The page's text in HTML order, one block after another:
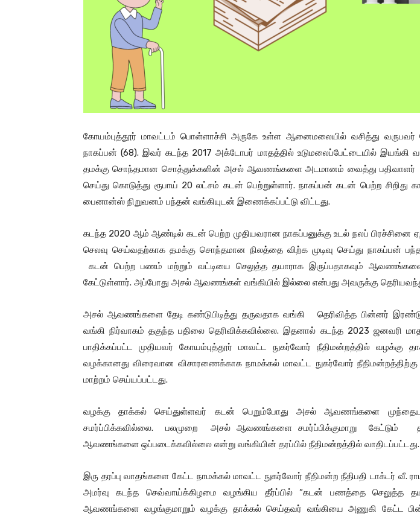
கோயம்புத்தூர் மாவட்டம் பொள்ளாச்சி அருகே உள்ள ஆனைமலையில் வசித்து வருபவர்
நாகப்பன் (68). இவர் கடந்த 2017 அக்டோபர் மாதத்தில் உடுமலைப்பேட்டையில் இயங்கி
தமக்கு சொந்தமான சொத்துக்களின் அசல் ஆவணங்களை அடமானம் வைத்து பதிவாளர்
செய்து கொடுத்து ரூபாய் 20 லட்சம் கடன் பெற்றுள்ளார். நாகப்பன் கடன் பெற்ற சிறிது
பைனான்ஸ் நிறுவனம் பந்தன் வங்கியுடன் இணைக்கப்பட்டு விட்டது.
கடந்த 2020 ஆம் ஆண்டில் கடன் பெற்ற முதியவரான நாகப்பனுக்கு உடல் நலப் பிரச்சினை
செலவு செய்வதற்காக தமக்கு சொந்தமான நிலத்தை விற்க முடிவு செய்து நாகப்பன்
கடன் பெற்ற பணம் மற்றும் வட்டியை செலுத்த தயாராக இருப்பதாகவும் ஆவணங்களை
கேட்டுள்ளார். அப்போது அசல் ஆவணங்கள் வங்கியில் இல்லை என்பது அவருக்கு
அசல் ஆவணங்களை தேடி கண்டுபிடித்து தருவதாக வங்கி தெரிவித்த பின்னர்
வங்கி நிர்வாகம் தகுந்த பதிலை தெரிவிக்கவில்லை. இதனால் கடந்த 2023 ஜனவரி
பாதிக்கப்பட்ட முதியவர் கோயம்புத்தூர் மாவட்ட நுகர்வோர் நீதிமன்றத்தில் வழக்கு
வழக்கானது விரைவான விசாரணைக்காக நாமக்கல் மாவட்ட நுகர்வோர் நீதிமன்றத்திற்கு
மாற்றம் செய்யப்பட்டது.
வழக்கு தாக்கல் செய்துள்ளவர் கடன் பெறும்போது அசல் ஆவணங்களை முந்தைய
சமர்ப்பிக்கவில்லை. பலமுறை அசல் ஆவணங்களை சமர்ப்பிக்குமாறு
ஆவணங்களை ஒப்படைக்கவில்லை என்று வங்கியின் தரப்பில் நீதிமன்றத்தில் வாதிடப்பட்டது.
இரு தரப்பு வாதங்களை கேட்ட நாமக்கல் மாவட்ட நுகர்வோர் நீதிமன்ற நீதிபதி டாக்டர் வீ.
அமர்வு கடந்த செவ்வாய்க்கிழமை வழங்கிய தீர்ப்பில் “கடன் பணத்தை செலுத்த
ஆவணங்களை வழங்குமாறும் வழக்கு தாக்கல் செய்தவர் வங்கியை அணுகி கேட்ட